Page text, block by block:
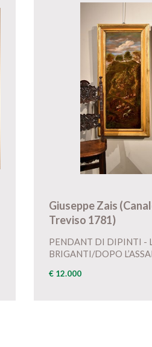
Giuseppe Zais
Treviso 1781)
PENDANT DI DIPINTI -
BRIGANTI/DOPO
€ 12.000